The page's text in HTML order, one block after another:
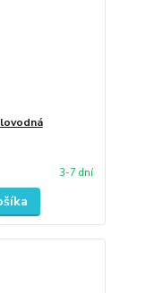
3-7 dní